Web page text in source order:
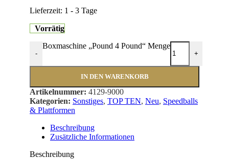
Lieferzeit: 1 - 3 Tage
Vorrätig
-
Boxmaschine „Pound 4 Pound“ Menge
+
IN DEN WARENKORB
Artikelnummer: 4129-9000
Kategorien: Sonstiges, TOP TEN, Neu, Speedballs
& Plattformen
Beschreibung
Zusätzliche Informationen
Beschreibung